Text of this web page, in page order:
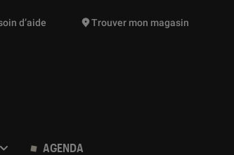
de produits vont vous être proposées
d’aide Trouver mon magasin
AGENDA